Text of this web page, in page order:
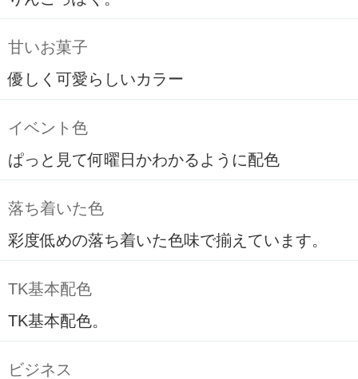
甘いお菓子
優しく可愛らしいカラー
イベント色
ぱっと見て何曜日かわかるように配色
落ち着いた色
彩度低めの落ち着いた色味で揃えています。
TK基本配色
TK基本配色。
ビジネス